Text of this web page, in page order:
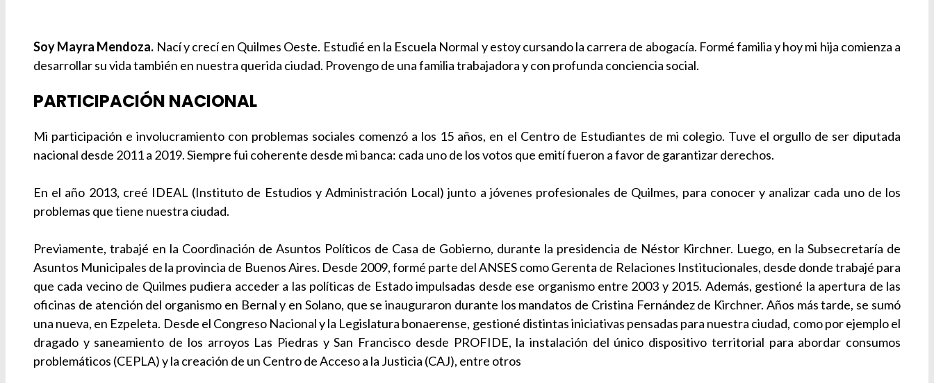
Soy Mayra Mendoza. Nací y crecí en Quilmes Oeste. Estudié en la Escuela Normal y estoy cursando la carrera de abogacía. Formé familia y hoy mi hija comienza a
desarrollar su vida también en nuestra querida ciudad. Provengo de una familia trabajadora y con profunda conciencia social.
PARTICIPACIÓN NACIONAL
Mi participación e involucramiento con problemas sociales comenzó a los 15 años, en el Centro de Estudiantes de mi colegio. Tuve el orgullo de ser diputada
nacional desde 2011 a 2019. Siempre fui coherente desde mi banca: cada uno de los votos que emití fueron a favor de garantizar derechos.
En el año 2013, creé IDEAL (Instituto de Estudios y Administración Local) junto a jóvenes profesionales de Quilmes, para conocer y analizar cada uno de los
problemas que tiene nuestra ciudad.
Previamente, trabajé en la Coordinación de Asuntos Políticos de Casa de Gobierno, durante la presidencia de Néstor Kirchner. Luego, en la Subsecretaría de
Asuntos Municipales de la provincia de Buenos Aires. Desde 2009, formé parte del ANSES como Gerenta de Relaciones Institucionales, desde donde trabajé para
que cada vecino de Quilmes pudiera acceder a las políticas de Estado impulsadas desde ese organismo entre 2003 y 2015. Además, gestioné la apertura de las
oficinas de atención del organismo en Bernal y en Solano, que se inauguraron durante los mandatos de Cristina Fernández de Kirchner. Años más tarde, se sumó
una nueva, en Ezpeleta. Desde el Congreso Nacional y la Legislatura bonaerense, gestioné distintas iniciativas pensadas para nuestra ciudad, como por ejemplo el
dragado y saneamiento de los arroyos Las Piedras y San Francisco desde PROFIDE, la instalación del único dispositivo territorial para abordar consumos
problemáticos (CEPLA) y la creación de un Centro de Acceso a la Justicia (CAJ), entre otros